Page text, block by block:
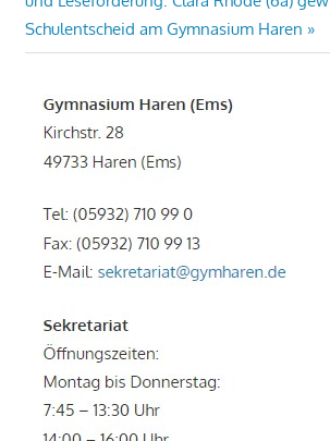
Schulentscheid am Gymnasium Haren